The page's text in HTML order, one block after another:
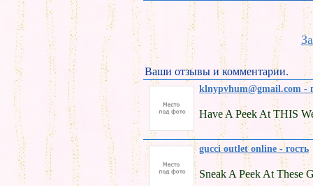
Ваши отзывы и комментарии.
klnypvhum@gmail.com -
Have A Peek At THIS
gucci outlet online - гость
Sneak A Peek At These